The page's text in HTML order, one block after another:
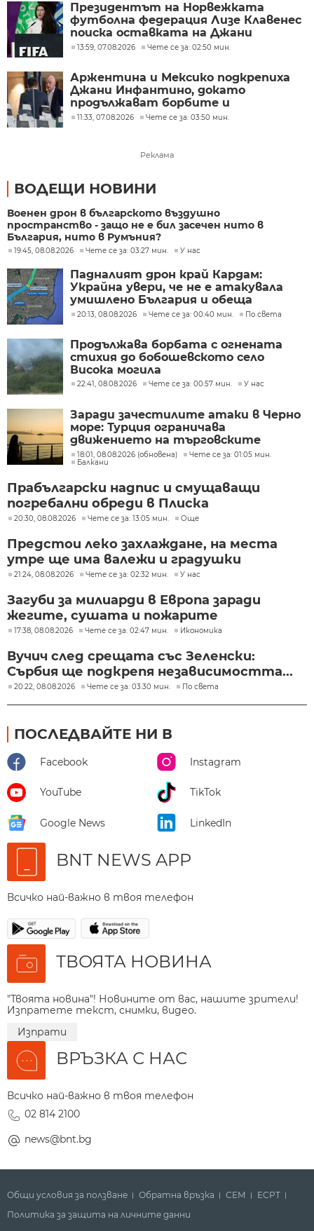
Президентът на Норвежката
футболна федерация Лизе Клавенес
поиска оставката на Джани
Инфантино
13:59, 07.08.2026 Чете се за: 02:50 мин.
Аржентина и Мексико подкрепиха
Джани Инфантино, докато
продължават борбите и
разногласията във ФИФА
11:33, 07.08.2026 Чете се за: 03:50 мин.
Реклама
ВОДЕЩИ НОВИНИ
Военен дрон в българското въздушно
пространство - защо не е бил засечен нито в
България, нито в Румъния?
19:45, 08.08.2026 Чете се за: 03:27 мин. У нас
Падналият дрон край Кардам:
Украйна увери, че не е атакувала
умишлено България и обеща
разследване
20:13, 08.08.2026 Чете се за: 00:40 мин. По света
Продължава борбата с огнената
стихия до бобошевското село
Висока могила
22:41, 08.08.2026 Чете се за: 00:57 мин. У нас
Заради зачестилите атаки в Черно
море: Турция ограничава
движението на търговските
кораби
18:01, 08.08.2026 (обновена)
Чете се за: 01:05 мин.
Балкани
Прабългарски надпис и смущаващи
погребални обреди в Плиска
20:30, 08.08.2026 Чете се за: 13:05 мин. Още
Предстои леко захлаждане, на места
утре ще има валежи и градушки
21:24, 08.08.2026 Чете се за: 02:32 мин. У нас
Загуби за милиарди в Европа заради
жегите, сушата и пожарите
17:38, 08.08.2026 Чете се за: 02:47 мин. Икономика
Вучич след срещата със Зеленски:
Сърбия ще подкрепя независимостта...
20:22, 08.08.2026 Чете се за: 03:30 мин. По света
ПОСЛЕДВАЙТЕ НИ В
Facebook Instagram
YouTube TikTok
Google News LinkedIn
BNT NEWS APP
Всичко най-важно в твоя телефон
ТВОЯТА НОВИНА
"Твоята новина"! Новините от вас, нашите зрители!
Изпратете текст, снимки, видео.
Изпрати
ВРЪЗКА С НАС
Всичко най-важно в твоя телефон
02 814 2100
news@bnt.bg
Общи условия за ползване Обратна връзка СЕМ
ECPT
Политика за защита на личните данни